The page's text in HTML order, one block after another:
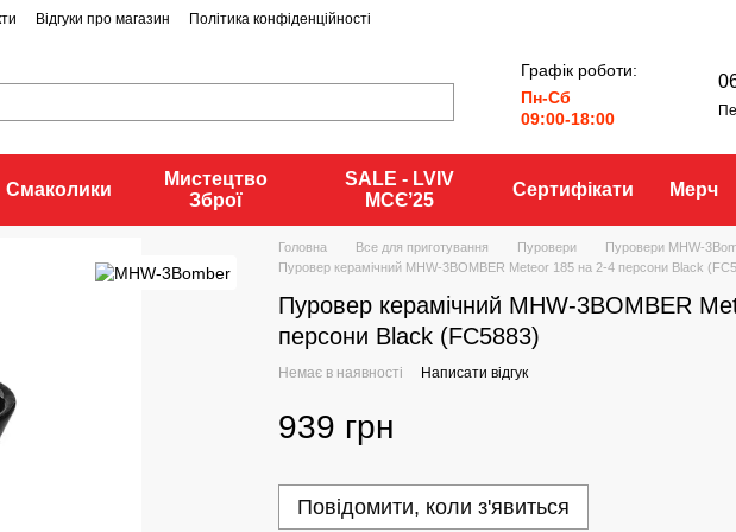
Відгуки про магазин Політика конфіденційності
Графік роботи:
Пн-Сб
09:00-18:00
Смаколики
Мистецтво
Зброї
SALE - LVIV
MCЄʼ25
Сертифікати Мерч
Головна Все для приготування Пуровери
Пуровери MHW-
Пуровер керамічний MHW-3BOMBER Meteor 185 на 2-4 персони Black
Пуровер керамічний MHW-3BOMBER
персони Black (FC5883)
Немає в наявності Написати відгук
939 грн
Повідомити, коли з'явиться